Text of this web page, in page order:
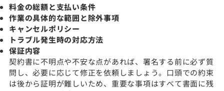
料金の総額と支払い条件
作業の具体的な範囲と除外事項
キャンセルポリシー
トラブル発生時の対応方法
保証内容
契約書に不明点や不安な点があれば、署名する前に必ず質
問し、必要に応じて修正を依頼しましょう。口頭での約束
は後から証明が難しいため、重要な事項はすべて書面に残